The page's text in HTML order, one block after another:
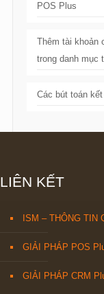
POS Plus
Thêm tài khoản
trong danh mục
Các bút toán
LIÊN KẾT
ISM – THÔNG TIN
GIẢI PHÁP POS
GIẢI PHÁP CRM